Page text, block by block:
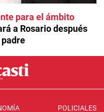
para el ámbito
a Rosario después
POLICIALES